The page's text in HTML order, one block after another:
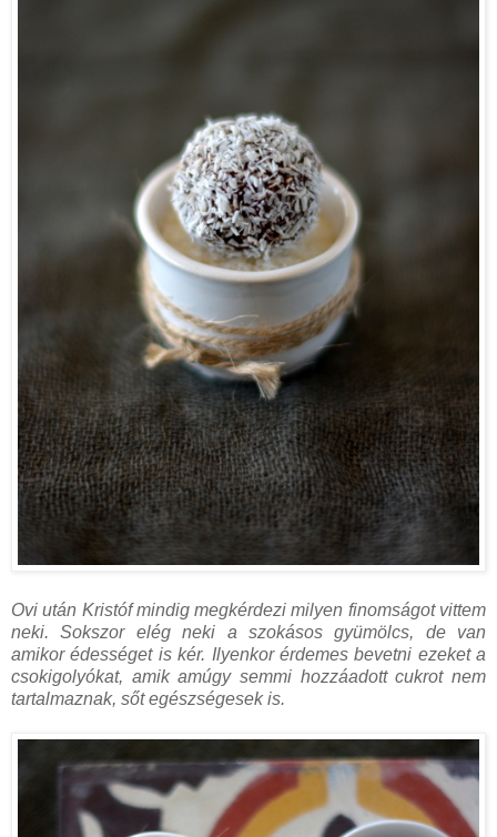
Ovi után Kristóf mindig megkérdezi milyen finomságot vittem
neki. Sokszor elég neki a szokásos gyümölcs, de van
amikor édességet is kér. Ilyenkor érdemes bevetni ezeket a
csokigolyókat, amik amúgy semmi hozzáadott cukrot nem
tartalmaznak, sőt egészségesek is.